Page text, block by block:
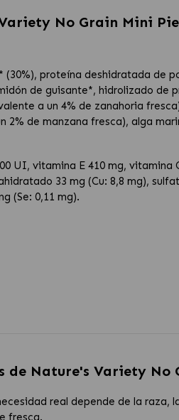
No Grain Mini
(30%), proteína deshidratada de
de guisante*, hidrolizado
a un 4% de zanahoria
2% de manzana fresca), alga
UI, vitamina E 410 mg,
33 mg (Cu: 8,8 mg),
(Se: 0,11 mg).
de Nature's Variety No
real depende de la raza,
fresca.